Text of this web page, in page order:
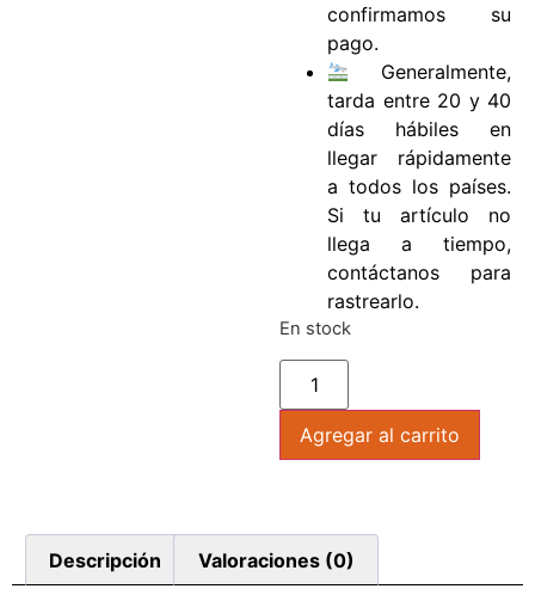
confirmamos su
pago.
Generalmente,
tarda entre 20 y 40
días hábiles en
llegar rápidamente
a todos los países.
Si tu artículo no
llega a tiempo,
contáctanos para
rastrearlo.
En stock
Agregar al carrito
Descripción Valoraciones (0)